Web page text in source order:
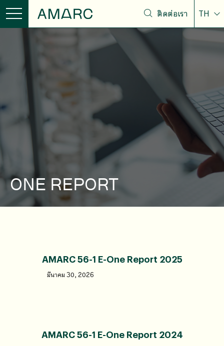
ติดต่อเรา TH
ONE REPORT
AMARC 56-1 E-One Report 2025
มีนาคม 30, 2026
AMARC 56-1 E-One Report 2024